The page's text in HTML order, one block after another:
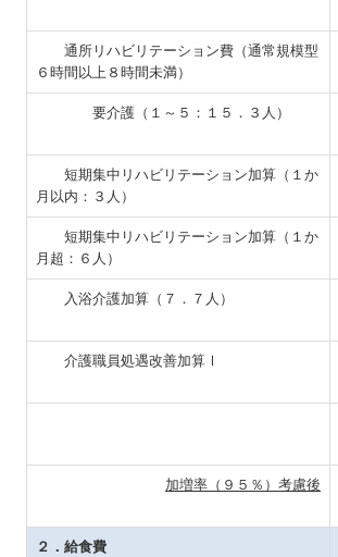
通所リハビリテーション費（通常規模型
６時間以上８時間未満）
要介護（１～５：１５．３人）
短期集中リハビリテーション加算（１か
月以内：３人）
短期集中リハビリテーション加算（１か
月超：６人）
入浴介護加算（７．７人）
介護職員処遇改善加算Ⅰ
加増率（９５％）考慮後
２．給食費